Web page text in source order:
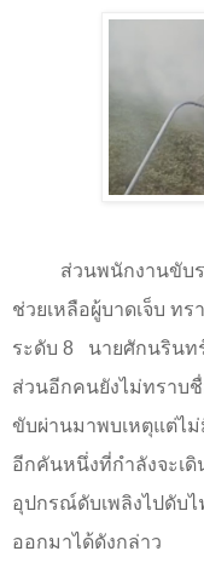
ส่วนพนักงานขับ
ช่วยเหลือผู้บาดเจ็บ ท
ระดับ​ 8
นายศักนรินท
ส่วนอีกคนยังไม่ทราบ
ขับผ่านมาพบเหตุแต่ไ
อีกคันหนึ่งที่กำลังจะเดิ
อุปกรณ์ดับเพลิงไปดับ
ออกมาได้ดังกล่าว